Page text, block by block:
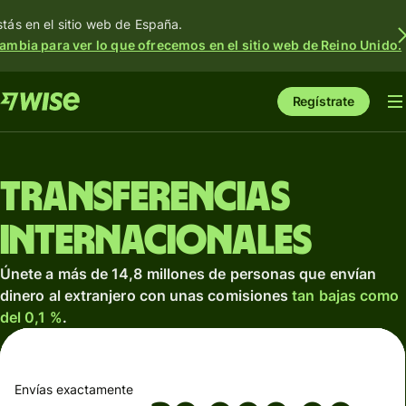
en el sitio web de España.
para ver lo que ofrecemos en el sitio web de Reino Unido.
Regístrate
Transferencias
internacionales
Únete a más de 14,8 millones de personas que envían
dinero al extranjero con unas comisionestan bajas como
del 0,1 %.
Envías exactamente